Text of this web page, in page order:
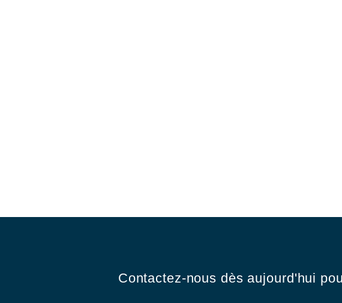
Contactez-nous dès aujourd'hui